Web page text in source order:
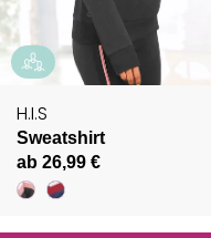
H.I.S
Sweatshirt
ab 26,99 €